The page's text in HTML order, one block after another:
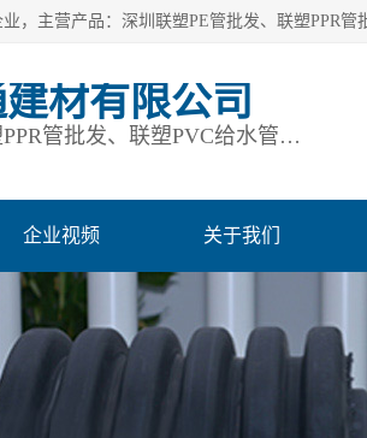
材有限公司
深圳联塑PE管批发、联塑PPR管批发、联塑PVC给水管批发、联塑PVC排水管批发、联塑管道批发等
企业视频 关于我们